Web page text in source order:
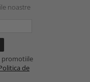
noastre
promotiile
de